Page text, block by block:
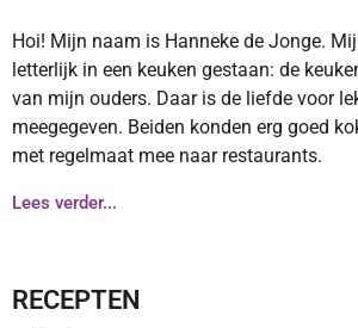
Hoi! Mijn naam is Hanneke de Jonge.
letterlijk in een keuken gestaan: de
van mijn ouders. Daar is de liefde voor
meegegeven. Beiden konden erg goed
met regelmaat mee naar restaurants.
Lees verder...
RECEPTEN